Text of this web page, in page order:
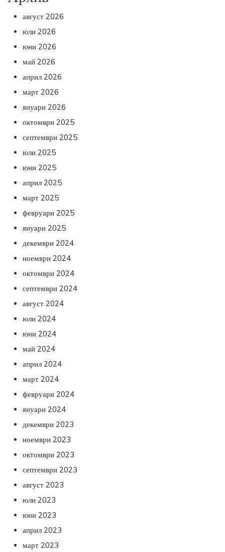
август 2026
юли 2026
юни 2026
май 2026
април 2026
март 2026
януари 2026
октомври 2025
септември 2025
юли 2025
юни 2025
април 2025
март 2025
февруари 2025
януари 2025
декември 2024
ноември 2024
октомври 2024
септември 2024
август 2024
юли 2024
юни 2024
май 2024
април 2024
март 2024
февруари 2024
януари 2024
декември 2023
ноември 2023
октомври 2023
септември 2023
август 2023
юли 2023
юни 2023
април 2023
март 2023